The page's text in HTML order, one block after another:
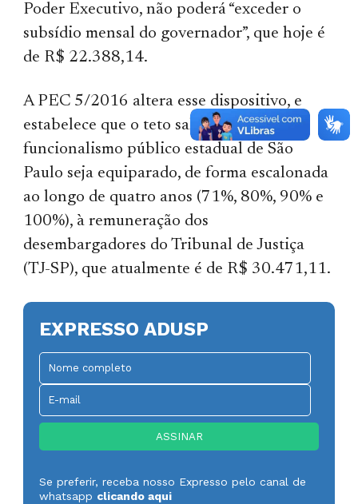
Poder Executivo, não poderá “exceder o
subsídio mensal do governador”, que hoje é
de R$ 22.388,14.
A PEC 5/2016 altera esse dispositivo, e
estabelece que o teto salarial do
funcionalismo público estadual de São
Paulo seja equiparado, de forma escalonada
ao longo de quatro anos (71%, 80%, 90% e
100%), à remuneração dos
desembargadores do Tribunal de Justiça
(TJ-SP), que atualmente é de R$ 30.471,11.
EXPRESSO ADUSP
Se preferir, receba nosso Expresso pelo canal de
whatsapp clicando aqui